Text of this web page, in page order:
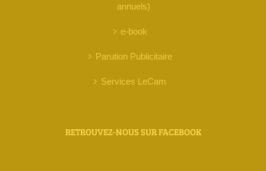
annuels)
e-book
Parution Publicitaire
Services LeCam
RETROUVEZ-NOUS SUR FACEBOOK